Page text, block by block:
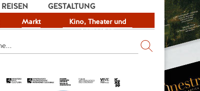
Markt
Kino, Theater und
Fernsehen
REISEN
GESTALTUNG